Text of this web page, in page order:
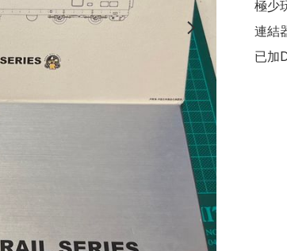
極少
連結
已加